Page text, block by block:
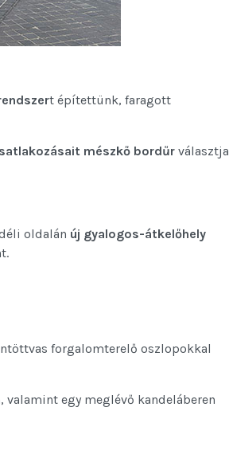
t építettünk, faragott
mészkő bordűr választja
oldalán új gyalogos-átkelőhely
forgalomterelő oszlopokkal
egy meglévő kandeláberen